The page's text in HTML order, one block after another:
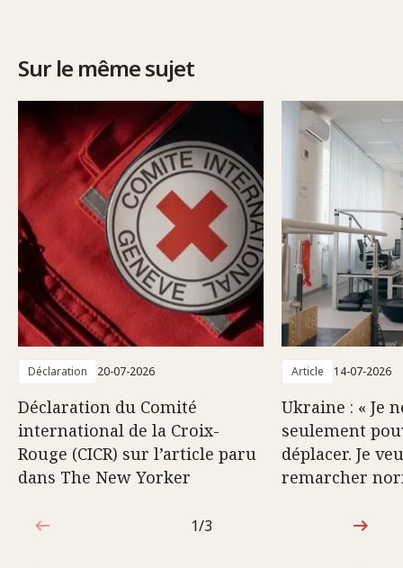
Sur le même sujet
Déclaration 20-07-2026
Déclaration du Comité
international de la Croix-
Rouge (CICR) sur l’article paru
dans The New Yorker
Article 14-07-2026
Ukraine : « Je
seulement
déplacer. Je
remarcher
1sur3
1/3